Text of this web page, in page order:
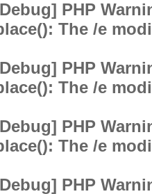
PHP
The /e
PHP
The /e
PHP
The /e
PHP